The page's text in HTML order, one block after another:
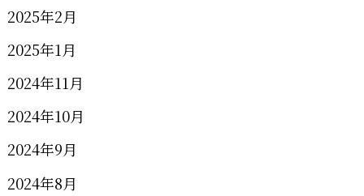
2025年2月
2025年1月
2024年11月
2024年10月
2024年9月
2024年8月